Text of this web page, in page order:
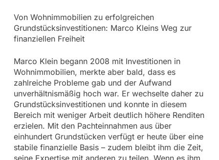
Von Wohnimmobilien zu erfolgreichen
Grundstücksinvestitionen: Marco Kleins Weg zur
finanziellen Freiheit
Marco Klein begann 2008 mit Investitionen in
Wohnimmobilien, merkte aber bald, dass es
zahlreiche Probleme gab und der Aufwand
unverhältnismäßig hoch war. Er wechselte daher zu
Grundstücksinvestitionen und konnte in diesem
Bereich mit weniger Arbeit deutlich höhere Renditen
erzielen. Mit den Pachteinnahmen aus über
einhundert Grundstücken verfügt er heute über eine
stabile finanzielle Basis – zudem bleibt ihm die Zeit,
seine Expertise mit anderen zu teilen. Wenn es ihm